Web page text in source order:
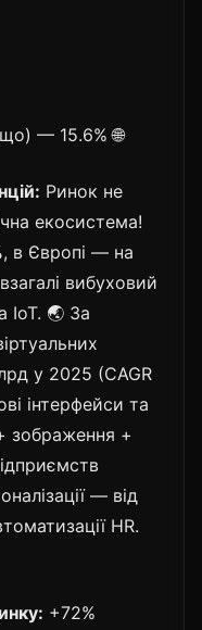
— 15.6% 🌐
Ринок не
екосистема!
, в Європі — на
вибуховий
IoT. 🌏 За
у 2025 (CAGR
інтерфейси та
зображення +
— від
HR.
+72%